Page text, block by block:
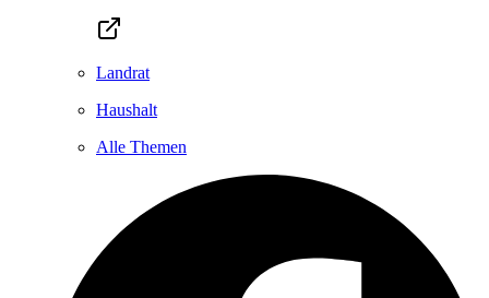
Landrat
Haushalt
Alle Themen